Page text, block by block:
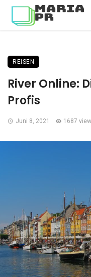
REISEN
River Online:
Profis
Juni 8, 2021 1687